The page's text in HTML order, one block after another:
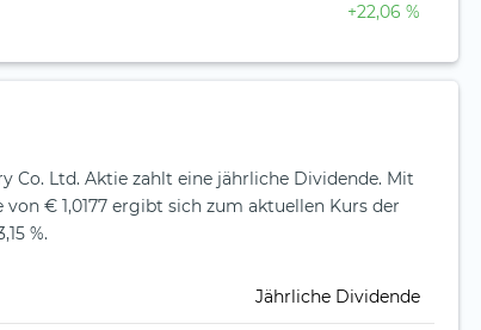
+22,06 %
Co. Ltd. Aktie zahlt eine jährliche Dividende. Mit
€ 1,0177 ergibt sich zum aktuellen Kurs der
%.
Jährliche Dividende